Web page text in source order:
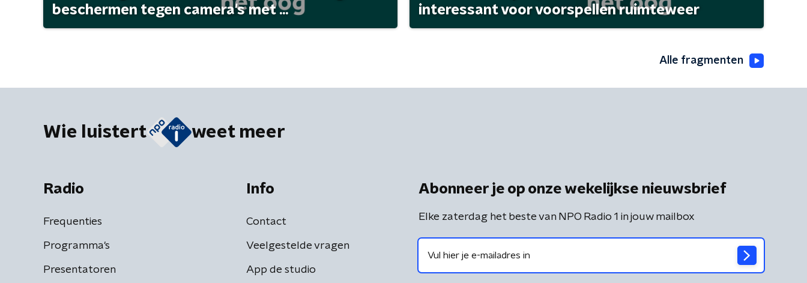
beschermen tegen camera's met ...
interessant voor voorspellen ruimteweer
Alle fragmenten
Wie luistert weet meer
Radio
Frequenties
Programma's
Presentatoren
Info
Contact
Veelgestelde vragen
App de studio
Abonneer je op onze wekelijkse nieuwsbrief
Elke zaterdag het beste van NPO Radio 1 in jouw mailbox